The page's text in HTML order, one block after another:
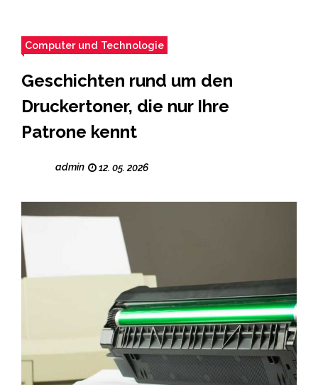
Computer und Technologie
Geschichten rund um den
Druckertoner, die nur Ihre
Patrone kennt
admin 12. 05. 2026